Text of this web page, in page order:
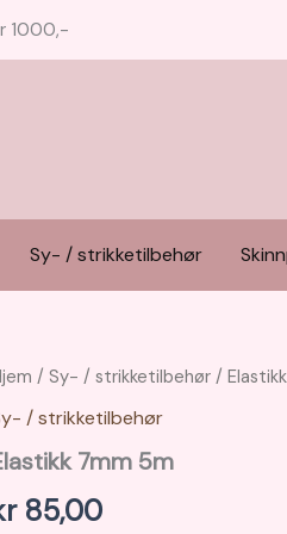
1000,-
Sy- / strikketilbehør
/ Sy- / strikketilbehør /
/ strikketilbehør
7mm 5m
85,00